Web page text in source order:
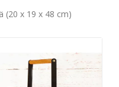
(20 x 19 x 48 cm)